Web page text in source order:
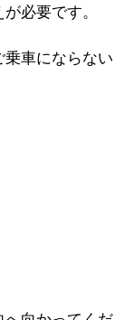
必要です。
車にならない